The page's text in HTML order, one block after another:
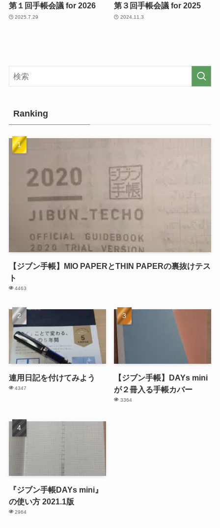
第１回手帳会議 for 2026
2025.7.29
第３回手帳会議 for 2025
2024.11.3
Ranking
【ジブン手帳】MIO PAPERとTHIN PAPERの裏抜けテス
ト
4463
連用日記を付けてみよう
4347
【ジブン手帳】DAYs mini
が２冊入る手帳カバー
3364
『ジブン手帳DAYs mini』
の使い方 2021.1版
2964